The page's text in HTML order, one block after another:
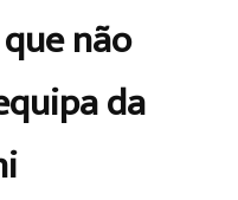
não
da